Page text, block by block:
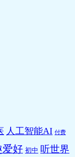
我们选品
根-关键词
品词+精准
人工智能AI 付费
爱好 初中 听世界